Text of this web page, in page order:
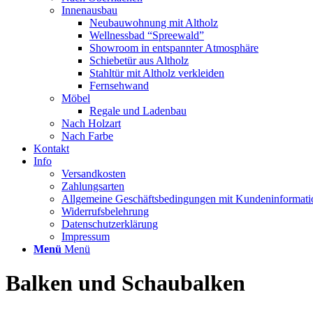
Innenausbau
Neubauwohnung mit Altholz
Wellnessbad “Spreewald”
Showroom in entspannter Atmosphäre
Schiebetür aus Altholz
Stahltür mit Altholz verkleiden
Fernsehwand
Möbel
Regale und Ladenbau
Nach Holzart
Nach Farbe
Kontakt
Info
Versandkosten
Zahlungsarten
Allgemeine Geschäftsbedingungen mit
Widerrufsbelehrung
Datenschutzerklärung
Impressum
Menü Menü
Balken und Schaubalken